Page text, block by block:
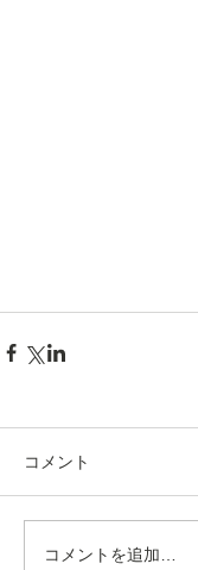
コメント
コメントを追加…